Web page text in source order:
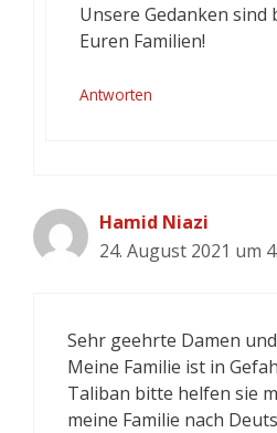
Unsere Gedanken sind
Euren Familien!
Antworten
Hamid Niazi
24. August 2021 um
Sehr geehrte Damen
Meine Familie ist in
Taliban bitte helfen sie
meine Familie nach